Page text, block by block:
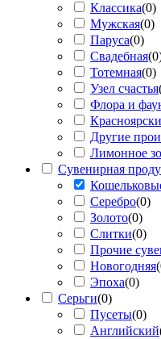
Классика(0)
Мужская(0)
Паруса(0)
Свадебная(0
Тотемная(0)
Узел счастья
Флора и
Другие
Лимонное
Сувенирная
Серебро(0)
Золото(0)
Слитки(0)
Прочие
Новогодняя(
Эпоха(0)
Серьги(0)
Пусеты(0)
Английский